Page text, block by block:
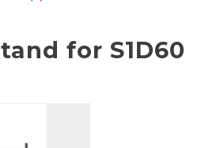
for S1D60